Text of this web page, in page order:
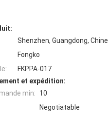
Shenzhen, Guangdong, Chine
Fongko
FKPPA-017
et expédition:
min:
10
Negotiatable